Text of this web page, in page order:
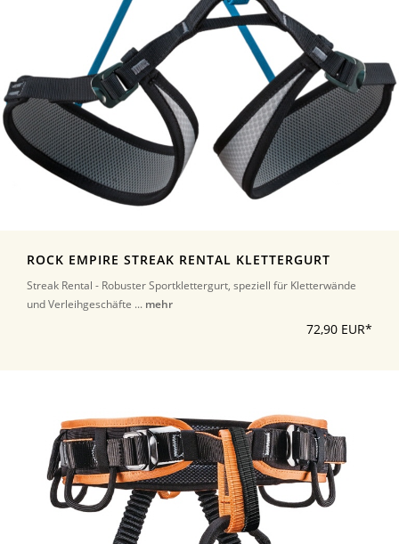
ROCK EMPIRE STREAK RENTAL KLETTERGURT
Streak Rental - Robuster Sportklettergurt, speziell für Kletterwände
und Verleihgeschäfte ... mehr
72,90 EUR*